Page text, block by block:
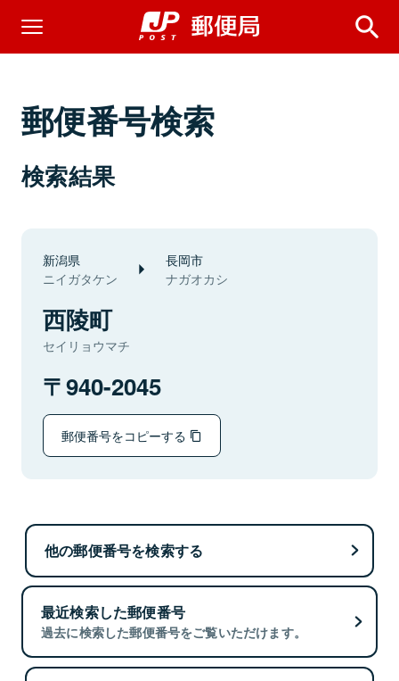
郵便番号検索
検索結果
新潟県
ニイガタケン
長岡市
ナガオカシ
西陵町
セイリョウマチ
940-2045
郵便番号をコピーする
他の郵便番号を検索する
最近検索した郵便番号
過去に検索した郵便番号をご覧いただけます。